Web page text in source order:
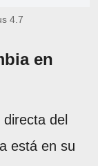
4.7
en
del
está en su